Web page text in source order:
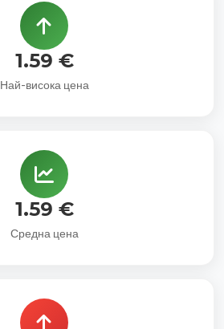
1.59 €
Най-висока цена
1.59 €
Средна цена